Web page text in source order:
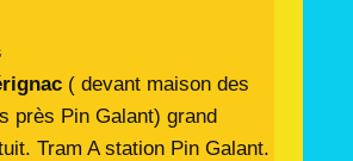
( devant maison des
près Pin Galant) grand
Tram A station Pin Galant.